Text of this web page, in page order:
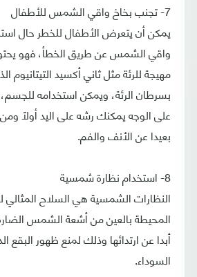
7- تجنب بخاخ واقي الشمس للأطفال
يمكن أن يتعرض الأطفال للخطر حال
واقي الشمس عن طريق الخطأ، فهو
مهيجة للرئة مثل ثاني أكسيد التيتانيوم
بسرطان الرئة، ويمكن استخدامه
على الوجه يمكنك رشه على اليد أولاً
بعيدا عن الأنف والفم.
8- استخدام نظارة شمسية
النظارات الشمسية هي السلاح المثالي
المحيطة بالعين من أشعة الشمس
أبدا عن ارتدائها وذلك لمنع ظهور البقع
السوداء.